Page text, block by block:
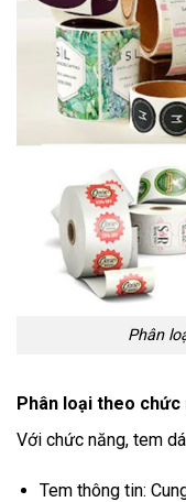
Phân
Phân loại theo chức
Với chức năng, tem
Tem thông tin: